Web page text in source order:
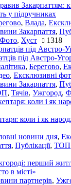
Закарпаттям:
у підручниках
, Влада,
Закарпаття,
Фото, Хуст 1318
під Австро-
, Берегово,
, Ексклюзивні
Закарпаття,
, Тячів, Ужгород,
коли і як
новини дня,
, Публікації, ТОП
перший
в місті»
партнерів,